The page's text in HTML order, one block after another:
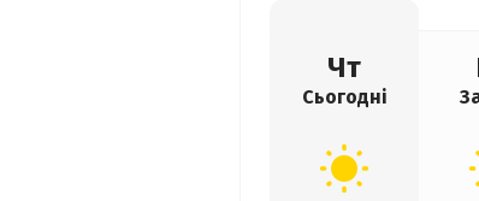
Чт
Сьогодні